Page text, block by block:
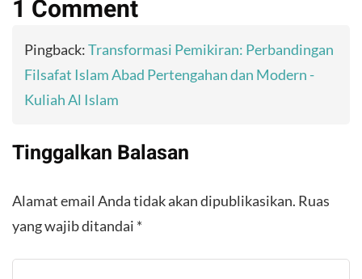
1 Comment
Pingback:Transformasi Pemikiran: Perbandingan
Filsafat Islam Abad Pertengahan dan Modern -
Kuliah Al Islam
Tinggalkan Balasan
Alamat email Anda tidak akan dipublikasikan. Ruas
yang wajib ditandai *